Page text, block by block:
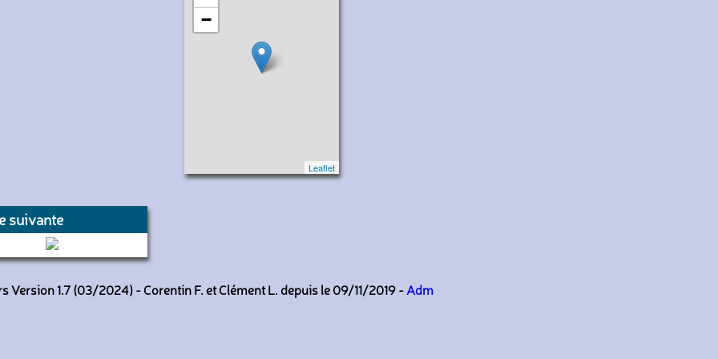
−
Leaflet
suivante
(Keolis Amiens)
Version 1.7 (03/2024) - Corentin F. et Clément L. depuis le 09/11/2019 -Adm